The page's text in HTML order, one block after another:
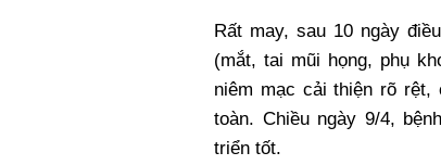
Rất may, sau 10 ngày
(mắt, tai mũi họng, phụ
niêm mạc cải thiện rõ
toàn. Chiều ngày 9/4,
triển tốt.